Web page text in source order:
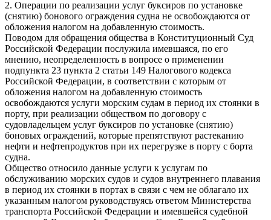
2. Операции по реализации услуг буксиров по установке
(снятию) бонового ограждения судна не освобождаются от
обложения налогом на добавленную стоимость.
Поводом для обращения общества в Конституционный Суд
Российской Федерации послужила имевшаяся, по его
мнению, неопределенность в вопросе о применении
подпункта 23 пункта 2 статьи 149 Налогового кодекса
Российской Федерации, в соответствии с которым от
обложения налогом на добавленную стоимость
освобождаются услуги морским судам в период их стоянки в
порту, при реализации обществом по договору с
судовладельцем услуг буксиров по установке (снятию)
боновых ограждений, которые препятствуют растеканию
нефти и нефтепродуктов при их перегрузке в порту с борта
судна.
Общество относило данные услуги к услугам по
обслуживанию морских судов и судов внутреннего плавания
в период их стоянки в портах в связи с чем не облагало их
указанным налогом руководствуясь ответом Министерства
транспорта Российской Федерации и имевшейся судебной